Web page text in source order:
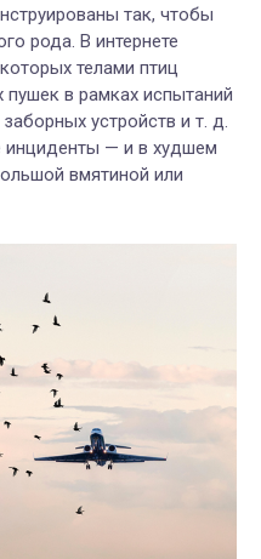
так, чтобы
рода. В интернете
телами птиц
в рамках испытаний
устройств и т. д.
инциденты — и в худшем
вмятиной или